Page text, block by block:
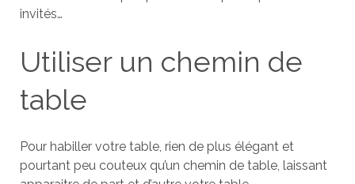
invités…
Utiliser un chemin de
table
Pour habiller votre table, rien de plus élégant et
pourtant peu couteux qu’un chemin de table, laissant